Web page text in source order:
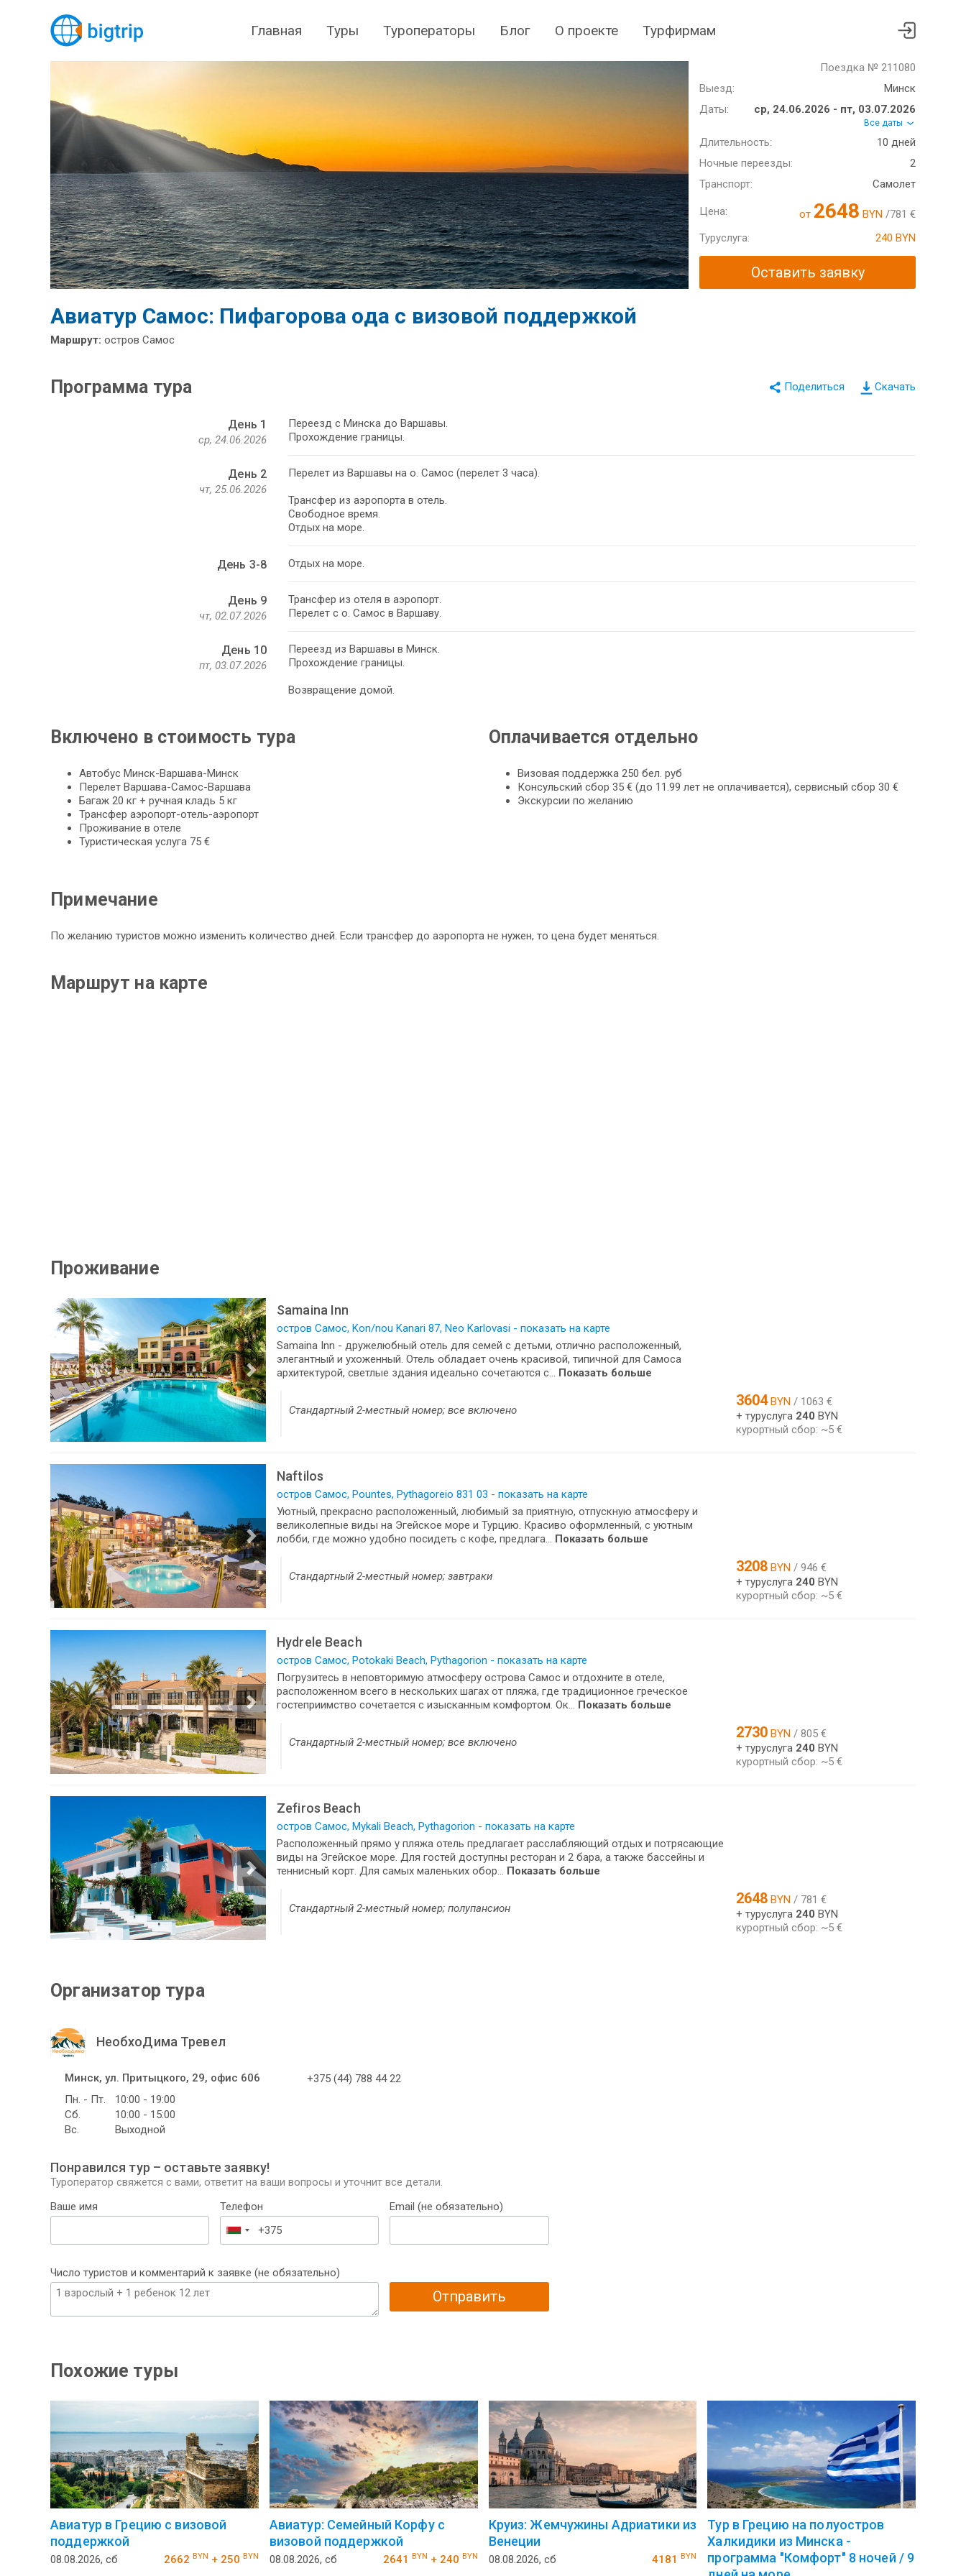
Главная Туры Туроператоры Блог О проекте Турфирмам
Поездка № 211080
Выезд:
Минск
Даты:
ср, 24.06.2026 - пт, 03.07.2026
Все даты
Длительность:
10 дней
Ночные переезды:
2
Транспорт:
Самолет
Цена: от 2648 BYN /781 €
Туруслуга:
240 BYN
Оставить заявку
Авиатур Самос: Пифагорова ода с визовой поддержкой
Маршрут: остров Самос
Скачать
Программа тура
День 1
ср, 24.06.2026
Переезд с Минска до Варшавы.
Прохождение границы.
День 2
чт, 25.06.2026
Перелет из Варшавы на о. Самос (перелет 3 часа).
Трансфер из аэропорта в отель.
Свободное время.
Отдых на море.
День 3-8 Отдых на море.
День 9
чт, 02.07.2026
Трансфер из отеля в аэропорт.
Перелет с о. Самос в Варшаву.
День 10
пт, 03.07.2026
Переезд из Варшавы в Минск.
Прохождение границы.
Возвращение домой.
Включено в стоимость тура
Автобус Минск-Варшава-Минск
Перелет Варшава-Самос-Варшава
Багаж 20 кг + ручная кладь 5 кг
Трансфер аэропорт-отель-аэропорт
Проживание в отеле
Туристическая услуга 75 €
Оплачивается отдельно
Визовая поддержка 250 бел. руб
Консульский сбор 35 € (до 11.99 лет не оплачивается), сервисный сбор 30 €
Экскурсии по желанию
Примечание
По желанию туристов можно изменить количество дней. Если трансфер до аэропорта не нужен, то цена будет меняться.
Маршрут на карте
Проживание
Samaina Inn
остров Самос, Kon/nou Kanari 87, Neo Karlovasi - показать на карте
Samaina Inn - дружелюбный отель для семей с детьми, отлично расположенный,
элегантный и ухоженный. Отель обладает очень красивой, типичной для Самоса
архитектурой, светлые здания идеально сочетаются с... Показать больше
Стандартный 2-местный номер; все включено
3604BYN / 1063 €
+ туруслуга 240 BYN
курортный сбор: ~5 €
Naftilos
остров Самос, Pountes, Pythagoreio 831 03 - показать на карте
Уютный, прекрасно расположенный, любимый за приятную, отпускную атмосферу и
великолепные виды на Эгейское море и Турцию. Красиво оформленный, с уютным
лобби, где можно удобно посидеть с кофе, предлага... Показать больше
Стандартный 2-местный номер; завтраки
3208 BYN / 946 €
+ туруслуга 240 BYN
курортный сбор: ~5 €
Hydrele Beach
остров Самос, Potokaki Beach, Pythagorion - показать на карте
Погрузитесь в неповторимую атмосферу острова Самос и отдохните в отеле,
расположенном всего в нескольких шагах от пляжа, где традиционное греческое
гостеприимство сочетается с изысканным комфортом. Ок... Показать больше
Стандартный 2-местный номер; все включено
2730 BYN / 805 €
+ туруслуга 240 BYN
курортный сбор: ~5 €
Zefiros Beach
остров Самос, Mykali Beach, Pythagorion - показать на карте
Расположенный прямо у пляжа отель предлагает расслабляющий отдых и потрясающие
виды на Эгейское море. Для гостей доступны ресторан и 2 бара, а также бассейны и
теннисный корт. Для самых маленьких обор... Показать больше
Стандартный 2-местный номер; полупансион
2648 BYN / 781 €
+ туруслуга 240 BYN
курортный сбор: ~5 €
Организатор тура
НеобхоДима Тревел
Минск, ул. Притыцкого, 29, офис 606
Пн. - Пт.
10:00 - 19:00
Сб.
10:00 - 15:00
Вс.
Выходной
+375 (44) 788 44 22
Понравился тур – оставьте заявку!
Туроператор свяжется с вами, ответит на ваши вопросы и уточнит все детали.
Ваше имя
Телефон
Беларусь
+375
Email (не обязательно)
Число туристов и комментарий к заявке (не обязательно)
Отправить
Похожие туры
Авиатур в Грецию с визовой
поддержкой
08.08.2026, сб 2662 BYN + 250 BYN
Авиатур: Семейный Корфу с
визовой поддержкой
08.08.2026, сб 2641 BYN + 240 BYN
Круиз: Жемчужины Адриатики из
Венеции
08.08.2026, сб 4181BYN
Тур в Грецию на полуостров
Халкидики из Минска -
программа "Комфорт" 8 ночей / 9